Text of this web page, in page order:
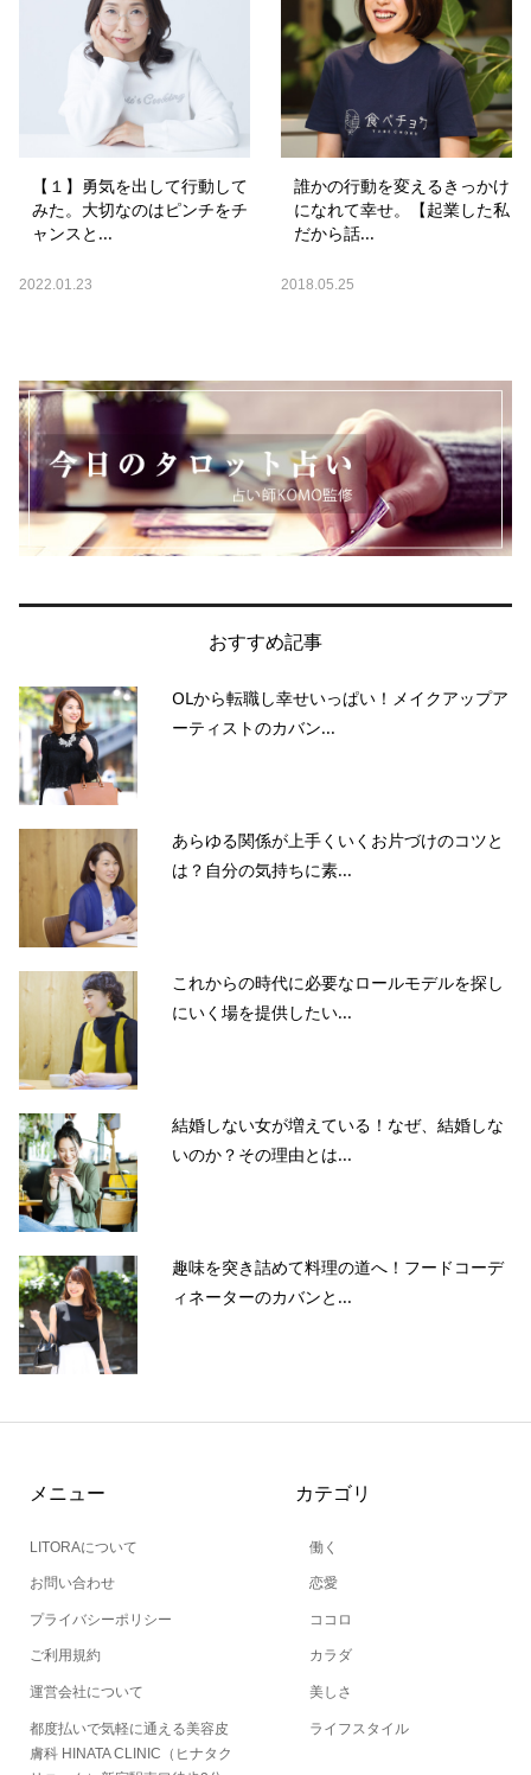
【１】勇気を出して行動して
みた。大切なのはピンチをチ
ャンスと...
2022.01.23
誰かの行動を変えるきっかけ
になれて幸せ。【起業した私
だから話...
2018.05.25
おすすめ記事
OLから転職し幸せいっぱい！メイクアップア
ーティストのカバン...
あらゆる関係が上手くいくお片づけのコツと
は？自分の気持ちに素...
これからの時代に必要なロールモデルを探し
にいく場を提供したい...
結婚しない女が増えている！なぜ、結婚しな
いのか？その理由とは...
趣味を突き詰めて料理の道へ！フードコーデ
ィネーターのカバンと...
メニュー
LITORAについて
お問い合わせ
プライバシーポリシー
ご利用規約
運営会社について
都度払いで気軽に通える美容皮
膚科 HINATA CLINIC（ヒナタク
カテゴリ
働く
恋愛
ココロ
カラダ
美しさ
ライフスタイル